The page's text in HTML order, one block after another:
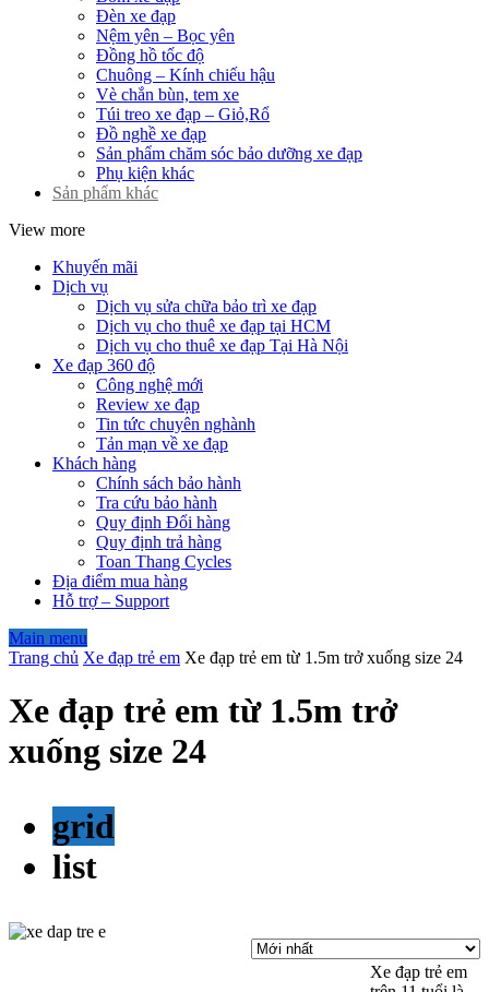
Đèn xe đạp
Nệm yên – Bọc yên
Đồng hồ tốc độ
Chuông – Kính chiếu hậu
Vè chắn bùn, tem xe
Túi treo xe đạp – Giỏ,Rổ
Đồ nghề xe đạp
Sản phẩm chăm sóc bảo dưỡng xe đạp
Phụ kiện khác
Sản phẩm khác
View more
Khuyến mãi
Dịch vụ
Dịch vụ sửa chữa bảo trì xe đạp
Dịch vụ cho thuê xe đạp tại HCM
Dịch vụ cho thuê xe đạp Tại Hà Nội
Xe đạp 360 độ
Công nghệ mới
Review xe đạp
Tin tức chuyên nghành
Tản mạn về xe đạp
Khách hàng
Chính sách bảo hành
Tra cứu bảo hành
Quy định Đổi hàng
Quy định trả hàng
Toan Thang Cycles
Địa điểm mua hàng
Hỗ trợ – Support
Main menu
Trang chủ Xe đạp trẻ em Xe đạp trẻ em từ 1.5m trở xuống size 24
Xe đạp trẻ em từ 1.5m trở
xuống size 24
grid
list
Xe đạp trẻ em